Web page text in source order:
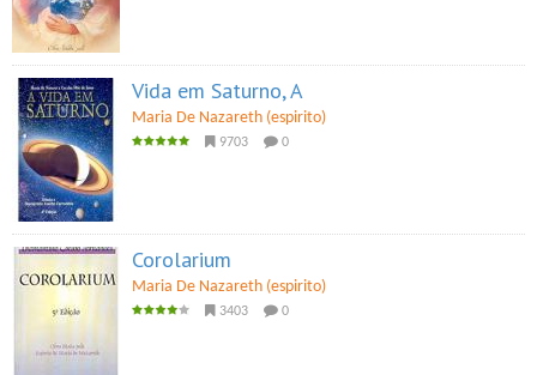
Vida em Saturno, A
Maria De Nazareth (espirito)
9703 0
Corolarium
Maria De Nazareth (espirito)
3403 0